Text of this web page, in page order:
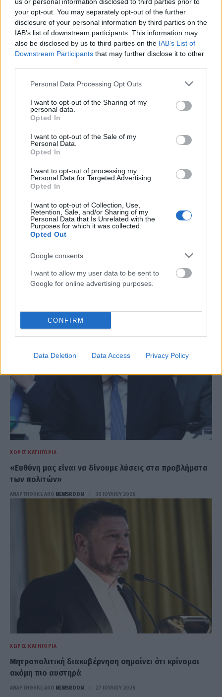
your opt-out. You may separately opt-out of the further
disclosure of your personal information by third parties on the
IAB’s list of downstream participants. This information may
also be disclosed by us to third parties on the IAB’s List of
Downstream Participants that may further disclose it to other
Please note that this website/app uses one or more Google
not limited to your visit or usage behaviour. You may click to
grant or deny consent to Google and its third-party tags to
use your data for below specified purposes in below Google
consent section.
Personal Data Processing Opt Outs
I want to opt-out of the Sharing of my
personal data.
Opted In
I want to opt-out of the Sale of my
Personal Data.
Opted In
I want to opt-out of processing my
Personal Data for Targeted Advertising.
Opted In
I want to opt-out of Collection, Use,
Retention, Sale, and/or Sharing of my
Personal Data that Is Unrelated with the
Purposes for which it was collected.
Opted Out
Google consents
I want to allow my user data to be sent to
Google for online advertising purposes.
CONFIRM
Data Deletion Data Access Privacy Policy
Αϊντραχτ Φρανκφούρτης
ΑΝΑΡΤΗΘΗΚΕ ΑΠΟ ΕΛΕΑΝΑ ΖΑΜΠΑΡΑ 8 ΑΥΓΟΎΣΤΟΥ 2026
ΧΩΡΊΣ ΚΑΤΗΓΟΡΊΑ
Συναγερμός στη Γερμανία: Drone με εκρηκτικό
μηχανισμό εντοπίστηκε δίπλα σε ουκρανικό
μεταγωγικό αεροσκάφος – Έρευνες για πιθανή
ΑΝΑΡΤΗΘΗΚΕ ΑΠΟDKATSAMADOU 5 ΑΥΓΟΎΣΤΟΥ 2026
ΧΩΡΊΣ ΚΑΤΗΓΟΡΊΑ
Εργαζόμαστε εντατικά για τη βελτίωση της
καθημερινότητας του πολίτη
ΧΩΡΊΣ ΚΑΤΗΓΟΡΊΑ
«Ευθύνη μας είναι να δίνουμε λύσεις στα προβλήματα
των πολιτών»
ΑΝΑΡΤΗΘΗΚΕ ΑΠΟ NEWSROOM 30 ΙΟΥΛΊΟΥ 2026
ΧΩΡΊΣ ΚΑΤΗΓΟΡΊΑ
Μητροπολιτική διακυβέρνηση σημαίνει ότι κρίνομαι
ακόμη πιο αυστηρά
ΑΝΑΡΤΗΘΗΚΕ ΑΠΟ NEWSROOM 27 ΙΟΥΛΊΟΥ 2026